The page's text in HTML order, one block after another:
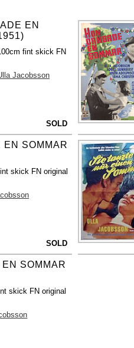
EN
fint skick FN
Jacobsson
SOLD
EN SOMMAR
skick FN original
SOLD
SOMMAR
skick FN original